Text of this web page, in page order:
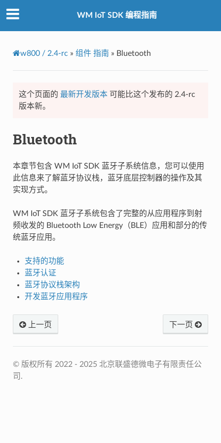
WM IoT SDK 编程指南
w800 / 2.4-rc » 组件 指南 » Bluetooth
这个页面的 最新开发版本可能比这个发布的 2.4-rc
版本新。
Bluetooth
本章节包含 WM IoT SDK 蓝牙子系统信息，您可以使用
此信息来了解蓝牙协议栈，蓝牙底层控制器的操作及其
实现方式。
WM IoT SDK 蓝牙子系统包含了完整的从应用程序到射
频收发的 Bluetooth Low Energy（BLE）应用和部分的传
统蓝牙应用。
支持的功能
蓝牙认证
蓝牙协议栈架构
开发蓝牙应用程序
上一页 下一页
© 版权所有 2022 - 2025 北京联盛德微电子有限责任公
司.